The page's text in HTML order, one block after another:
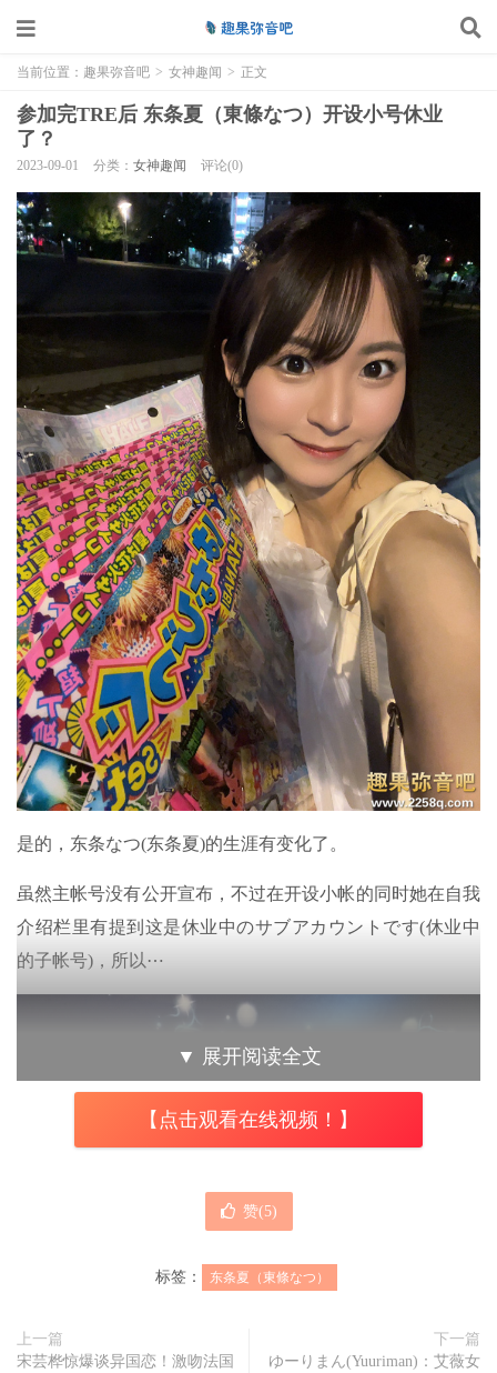
当前位置： 趣果弥音吧 > 女神趣闻 > 正文
参加完TRE后 东条夏（東條なつ）开设小号休业
了？
2023-09-01 分类： 女神趣闻 评论(0)
是的，东条なつ(东条夏)的生涯有变化了。
虽然主帐号没有公开宣布，不过在开设小帐的同时她在自我
介绍栏里有提到这是休业中のサブアカウントです(休业中
的子帐号)，所以⋯
▼ 展开阅读全文
【点击观看在线视频！】
赞(5)
标签： 东条夏（東條なつ）
上一篇
宋芸桦惊爆谈异国恋！激吻法国
下一篇
ゆーりまん(Yuuriman)：艾薇女